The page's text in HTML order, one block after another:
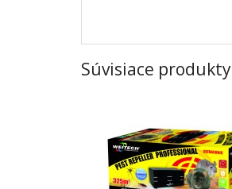
Súvisiace produkty